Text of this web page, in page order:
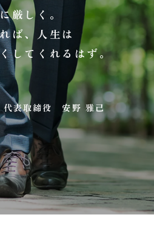
厳しく。
ば、人生は
してくれるはず。
代表取締役 安野 雅己